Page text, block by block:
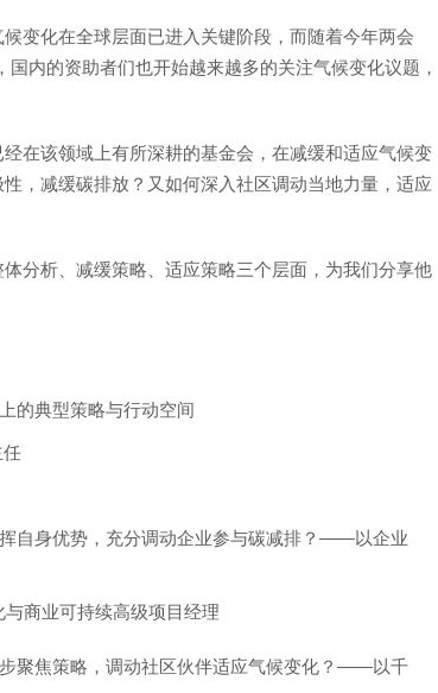
变化在全球层面已进入关键阶段，而随着今年两会
国内的资助者们也开始越来越多的关注气候变化议题，
在该领域上有所深耕的基金会，在减缓和适应气候变
，减缓碳排放？又如何深入社区调动当地力量，适应
分析、减缓策略、适应策略三个层面，为我们分享他
的典型策略与行动空间
自身优势，充分调动企业参与碳减排？——以企业
商业可持续高级项目经理
聚焦策略，调动社区伙伴适应气候变化？——以千